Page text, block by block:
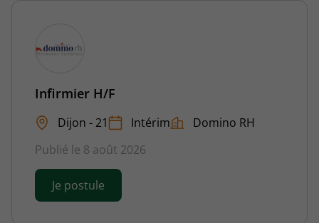
Infirmier H/F
Dijon - 21 Intérim
Domino RH
Publié le 8 août 2026
Je postule